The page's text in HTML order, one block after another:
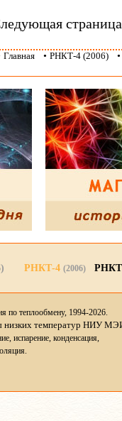
Главная • РНКТ-4 (2006)
РНКТ-4 (2006)
по теплообмену, 1994-2026.
низких температур НИУ
испарение, конденсация,